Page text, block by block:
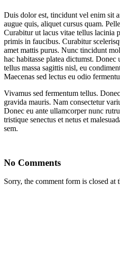
Duis dolor est, tincidunt vel enim sit
augue quis, aliquet cursus quam.
Curabitur ut lacus vitae tellus lacinia
primis in faucibus. Curabitur
amet mattis purus. Nunc tincidunt
hac habitasse platea dictumst.
tellus massa sagittis nisl, eu
Maecenas sed lectus eu odio
Vivamus sed fermentum tellus.
gravida mauris. Nam consectetur
Donec eu ante ullamcorper nunc
tristique senectus et netus et
sem.
No Comments
Sorry, the comment form is closed at